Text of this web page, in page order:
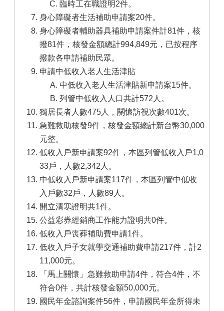
臨時工在職證明2件。
身心障礙者生活補助申請案20件。
身心障礙者輔助器具補助申請案件計81件，核
撥81件，核發金額總計994,849元，已按程序
撥款各申請補助民眾。
申請中低收入老人生活津貼
中低收入老人生活津貼新申請案15件。
列管中低收入人口共計572人。
獨居長者人數475人，關懷訪視次數401次。
急難救助核發9件，核發金額總計新台幣30,000
元整。
低收入戶新申請案92件，本區列管低收入戶1,0
33戶，人數2,342人。
中低收入戶新申請案117件，本區列管中低收
入戶數32戶，人數89人。
開立清寒證明共1件。
公益彩券經銷商工作能力證明共0件。
低收入戶喪葬補助費申請1件。
低收入戶子女就學交通補助費申請217件，計2
11,000元。
「馬上關懷」急難救助申請4件，符合4件，不
符合0件，共計核發金額50,000元。
國民年金諮詢案件56件，申請國民年金所得未